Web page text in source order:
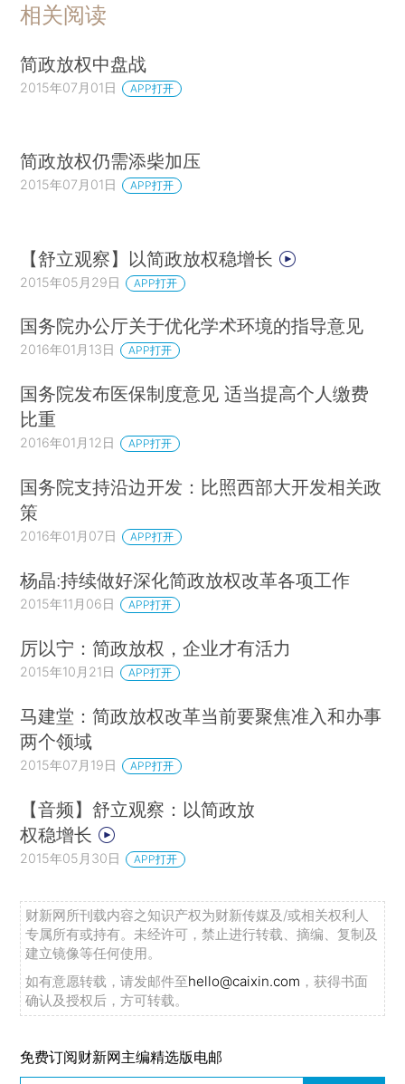
相关阅读
简政放权中盘战
2015年07月01日 APP打开
简政放权仍需添柴加压
2015年07月01日 APP打开
【舒立观察】以简政放权稳增长
2015年05月29日 APP打开
国务院办公厅关于优化学术环境的指导意见
2016年01月13日 APP打开
国务院发布医保制度意见 适当提高个人缴费
比重
2016年01月12日 APP打开
国务院支持沿边开发：比照西部大开发相关政
策
2016年01月07日 APP打开
杨晶:持续做好深化简政放权改革各项工作
2015年11月06日 APP打开
厉以宁：简政放权，企业才有活力
2015年10月21日 APP打开
马建堂：简政放权改革当前要聚焦准入和办事
两个领域
2015年07月19日 APP打开
【音频】舒立观察：以简政放
权稳增长
2015年05月30日 APP打开
财新网所刊载内容之知识产权为财新传媒及/或相关权利人
专属所有或持有。未经许可，禁止进行转载、摘编、复制及
建立镜像等任何使用。
如有意愿转载，请发邮件至hello@caixin.com ，获得书面
确认及授权后，方可转载。
免费订阅财新网主编精选版电邮